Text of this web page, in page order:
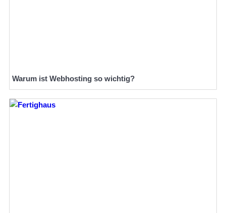
Warum ist Webhosting so wichtig?